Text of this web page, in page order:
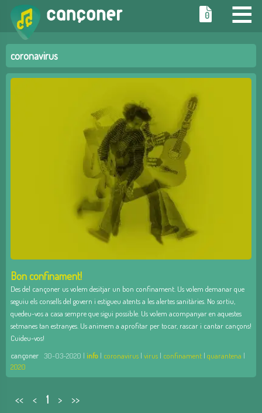
≡
0
coronavirus
Bon confinament!
Des del cançoner us volem desitjar un bon confinament. Us volem demanar que
seguiu els consells del govern i estigueu atents a les alertes sanitàries. No sortiu,
quedeu-vos a casa sempre que sigui possible. Us volem acompanyar en aquestes
setmanes tan estranyes. Us animem a aprofitar per tocar, rascar i cantar cançons!
Cuideu-vos!
cançoner 30-03-2020 | info | coronavirus | virus | confinament | quarantena |
2020
<< < 1 > >>